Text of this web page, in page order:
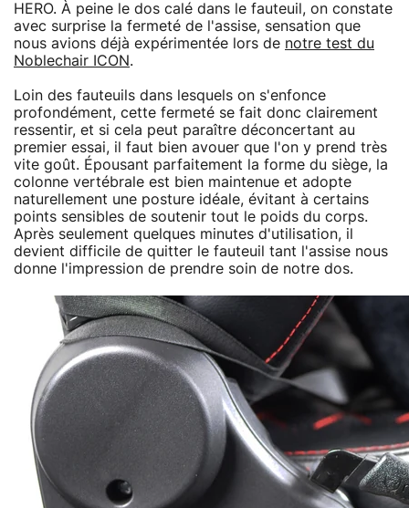
HERO. À peine le dos calé dans le fauteuil, on constate
avec surprise la fermeté de l'assise, sensation que
nous avions déjà expérimentée lors de notre test du
Noblechair ICON.
Loin des fauteuils dans lesquels on s'enfonce
profondément, cette fermeté se fait donc clairement
ressentir, et si cela peut paraître déconcertant au
premier essai, il faut bien avouer que l'on y prend très
vite goût. Épousant parfaitement la forme du siège, la
colonne vertébrale est bien maintenue et adopte
naturellement une posture idéale, évitant à certains
points sensibles de soutenir tout le poids du corps.
Après seulement quelques minutes d'utilisation, il
devient difficile de quitter le fauteuil tant l'assise nous
donne l'impression de prendre soin de notre dos.